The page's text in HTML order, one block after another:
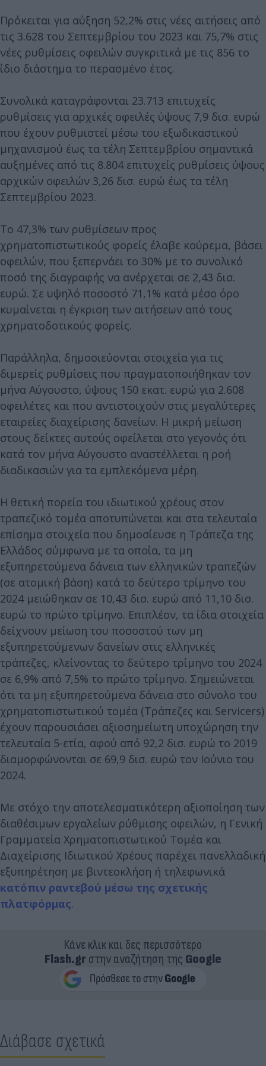
Πρόκειται για αύξηση 52,2% στις νέες αιτήσεις από
τις 3.628 του Σεπτεμβρίου του 2023 και 75,7% στις
νέες ρυθμίσεις οφειλών συγκριτικά με τις 856 το
ίδιο διάστημα το περασμένο έτος.
Συνολικά καταγράφονται 23.713 επιτυχείς
ρυθμίσεις για αρχικές οφειλές ύψους 7,9 δισ. ευρώ
που έχουν ρυθμιστεί μέσω του εξωδικαστικού
μηχανισμού έως τα τέλη Σεπτεμβρίου σημαντικά
αυξημένες από τις 8.804 επιτυχείς ρυθμίσεις ύψους
αρχικών οφειλών 3,26 δισ. ευρώ έως τα τέλη
Σεπτεμβρίου 2023.
Το 47,3% των ρυθμίσεων προς
χρηματοπιστωτικούς φορείς έλαβε κούρεμα, βάσει
οφειλών, που ξεπερνάει το 30% με το συνολικό
ποσό της διαγραφής να ανέρχεται σε 2,43 δισ.
ευρώ. Σε υψηλό ποσοστό 71,1% κατά μέσο όρο
κυμαίνεται η έγκριση των αιτήσεων από τους
χρηματοδοτικούς φορείς.
Παράλληλα, δημοσιεύονται στοιχεία για τις
διμερείς ρυθμίσεις που πραγματοποιήθηκαν τον
μήνα Αύγουστο, ύψους 150 εκατ. ευρώ για 2.608
οφειλέτες και που αντιστοιχούν στις μεγαλύτερες
εταιρείες διαχείρισης δανείων. Η μικρή μείωση
στους δείκτες αυτούς οφείλεται στο γεγονός ότι
κατά τον μήνα Αύγουστο αναστέλλεται η ροή
διαδικασιών για τα εμπλεκόμενα μέρη.
Η θετική πορεία του ιδιωτικού χρέους στον
τραπεζικό τομέα αποτυπώνεται και στα τελευταία
επίσημα στοιχεία που δημοσίευσε η Τράπεζα της
Ελλάδος σύμφωνα με τα οποία, τα μη
εξυπηρετούμενα δάνεια των ελληνικών τραπεζών
(σε ατομική βάση) κατά το δεύτερο τρίμηνο του
2024 μειώθηκαν σε 10,43 δισ. ευρώ από 11,10 δισ.
ευρώ το πρώτο τρίμηνο. Επιπλέον, τα ίδια στοιχεία
δείχνουν μείωση του ποσοστού των μη
εξυπηρετούμενων δανείων στις ελληνικές
τράπεζες, κλείνοντας το δεύτερο τρίμηνο του 2024
σε 6,9% από 7,5% το πρώτο τρίμηνο. Σημειώνεται
ότι τα μη εξυπηρετούμενα δάνεια στο σύνολο του
χρηματοπιστωτικού τομέα (Τράπεζες και Servicers)
έχουν παρουσιάσει αξιοσημείωτη υποχώρηση την
τελευταία 5-ετία, αφού από 92,2 δισ. ευρώ το 2019
διαμορφώνονται σε 69,9 δισ. ευρώ τον Ιούνιο του
2024.
Με στόχο την αποτελεσματικότερη αξιοποίηση των
διαθέσιμων εργαλείων ρύθμισης οφειλών, η Γενική
Γραμματεία Χρηματοπιστωτικού Τομέα και
Διαχείρισης Ιδιωτικού Χρέους παρέχει πανελλαδική
εξυπηρέτηση με βιντεοκλήση ή τηλεφωνικά
κατόπιν ραντεβού μέσω της σχετικής
πλατφόρμας.
Κάνε κλικ και δες περισσότερο
Flash.grστην αναζήτηση της Google
Διάβασε σχετικά